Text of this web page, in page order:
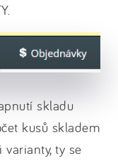
skladu
kusů skladem
ty se